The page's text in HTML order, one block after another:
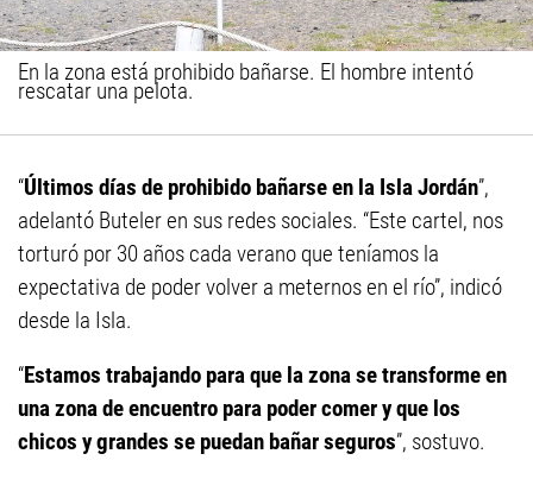
En la zona está prohibido bañarse. El hombre intentó
rescatar una pelota.
“Últimos días de prohibido bañarse en la Isla Jordán”,
adelantó Buteler en sus redes sociales. “Este cartel, nos
torturó por 30 años cada verano que teníamos la
expectativa de poder volver a meternos en el río”, indicó
desde la Isla.
“Estamos trabajando para que la zona se transforme en
una zona de encuentro para poder comer y que los
chicos y grandes se puedan bañar seguros”, sostuvo.